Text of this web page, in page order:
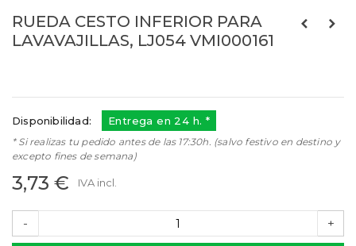
RUEDA CESTO INFERIOR PARA
LAVAVAJILLAS, LJ054 VMI000161
Disponibilidad: Entrega en 24 h. *
* Si realizas tu pedido antes de las 17:30h. (salvo festivo en destino y
excepto fines de semana)
3,73 € IVA incl.
- +